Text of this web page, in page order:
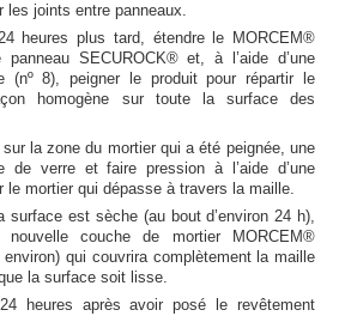
les joints entre panneaux.
heures plus tard, étendre le MORCEM®
panneau SECUROCK® et, à l’aide d’une
(nº 8), peigner le produit pour répartir le
homogène sur toute la surface des
la zone du mortier qui a été peignée, une
de verre et faire pression à l’aide d’une
le mortier qui dépasse à travers la maille.
surface est sèche (au bout d’environ 24 h),
nouvelle couche de mortier MORCEM®
environ) qui couvrira complètement la maille
la surface soit lisse.
heures après avoir posé le revêtement